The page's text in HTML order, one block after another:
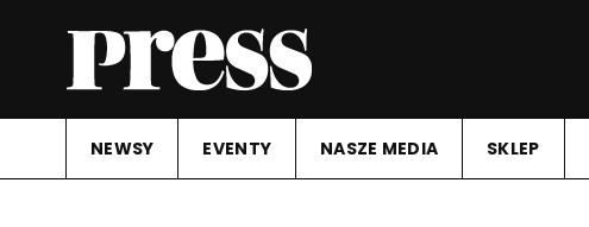
NEWSY EVENTY NASZE MEDIA SKLEP